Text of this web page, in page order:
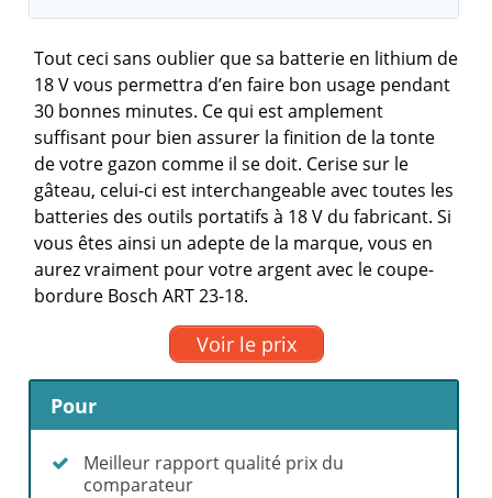
Tout ceci sans oublier que sa batterie en lithium de
18 V vous permettra d’en faire bon usage pendant
30 bonnes minutes. Ce qui est amplement
suffisant pour bien assurer la finition de la tonte
de votre gazon comme il se doit. Cerise sur le
gâteau, celui-ci est interchangeable avec toutes les
batteries des outils portatifs à 18 V du fabricant. Si
vous êtes ainsi un adepte de la marque, vous en
aurez vraiment pour votre argent avec le coupe-
bordure Bosch ART 23-18.
Voir le prix
Pour
Meilleur rapport qualité prix du
comparateur